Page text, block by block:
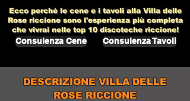
Ecco perchè le cene e i tavoli alla Villa delle
Rose riccionesono l'esperienza più completa
che vivrai nelle top 10 discoteche riccione!
Consulenza Cene Consulenza Tavoli
DESCRIZIONE VILLA DELLE
ROSE RICCIONE